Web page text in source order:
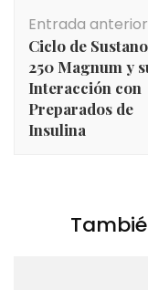
de
entradas
Entrada anterior
Ciclo de
250 Magnum y
Interacción con
Preparados de
Insulina